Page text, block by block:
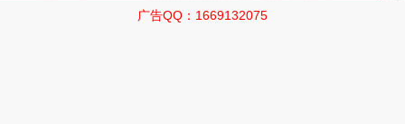
广告QQ：1669132075